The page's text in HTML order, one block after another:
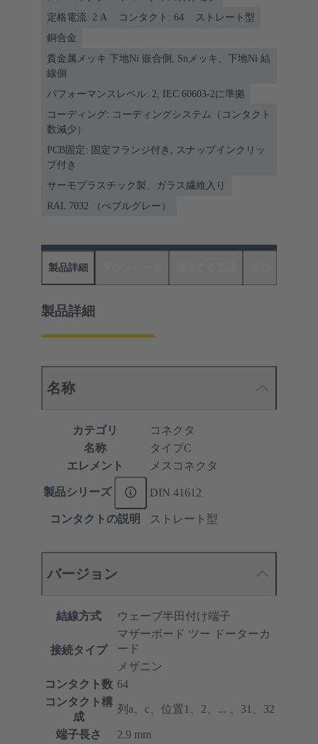
定格電流: ‌2 A
コンタクト: 64
ストレート型
銅合金
貴金属メッキ 下地Ni 嵌合側, Snメッキ、下地Ni 結
線側
パフォーマンスレベル: 2, IEC 60603-2に準拠
コーディング: コーディングシステム（コンタクト
数減少）
PCB固定: 固定フランジ付き, スナップインクリッ
プ付き
サーモプラスチック製、ガラス繊維入り
RAL 7032 （ぺブルグレー）
製品詳細
製品詳細
名称
カテゴリ
コネクタ
名称
タイプC
エレメント
メスコネクタ
製品シリーズ DIN 41612
コンタクトの説明 ストレート型
バージョン
結線方式 ウェーブ半田付け端子
接続タイプ
マザーボード ツー ドーターカ
ード
メザニン
コンタクト数 64
コンタクト構
成
列a、c、位置1、2、... 、31、32
端子長さ
2.9 mm